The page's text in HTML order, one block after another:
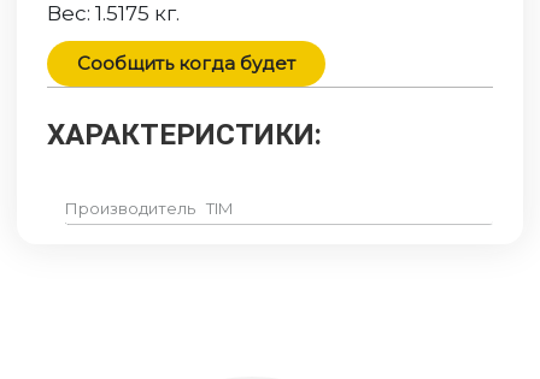
Вес:1.5175 кг.
Сообщить когда будет
ХАРАКТЕРИСТИКИ:
Производитель TIM